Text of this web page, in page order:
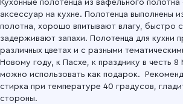
Кухонные полотенца из вафельного полотна
аксессуар на кухне. Полотенца выполнены
полотна, хорошо впитывают влагу, быстро
задерживают запахи. Полотенца для кухни
различных цветах и с разными
Новому году, к Пасхе, к празднику в честь
можно использовать как подарок.
стирка при температуре 40 градусов,
стороны.